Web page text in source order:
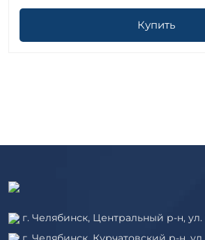
Купить
г. Челябинск, Центральный р-н, ул.